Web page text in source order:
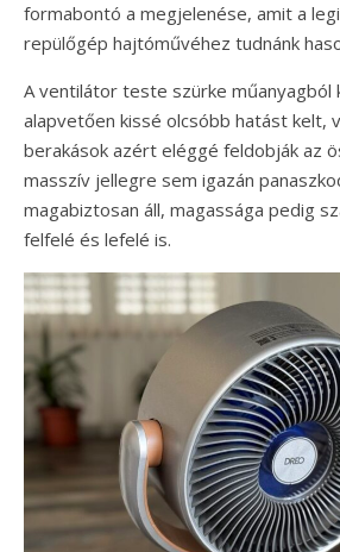
formabontó a megjelenése, amit a
repülőgép hajtóművéhez tudnánk
A ventilátor teste szürke műanyagból
alapvetően kissé olcsóbb hatást kelt,
berakások azért eléggé feldobják az
masszív jellegre sem igazán
magabiztosan áll, magassága pedig
felfelé és lefelé is.